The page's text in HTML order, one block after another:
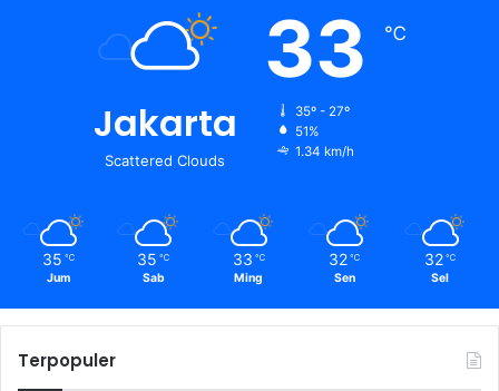
Jakarta
Scattered Clouds
33 ℃
35º - 27º
51%
1.34 km/h
35 ℃
Jum
35 ℃
Sab
33 ℃
Ming
32 ℃
Sen
32 ℃
Sel
Terpopuler